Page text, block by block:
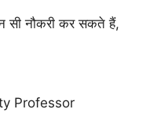
सी नौकरी कर सकते हैं,
Professor